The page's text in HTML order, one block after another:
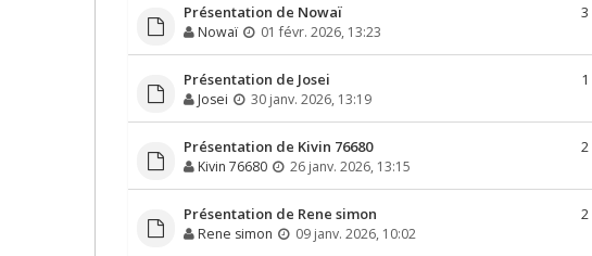
Présentation de Nowaï
Nowaï 01 févr. 2026, 13:23
3
Présentation de Josei
Josei 30 janv. 2026, 13:19
1
Présentation de Kivin 76680
Kivin 76680 26 janv. 2026, 13:15
2
Présentation de Rene simon
Rene simon 09 janv. 2026, 10:02
2